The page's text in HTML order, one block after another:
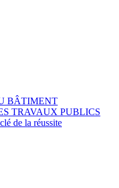
BÂTIMENT
TRAVAUX PUBLICS
de la réussite